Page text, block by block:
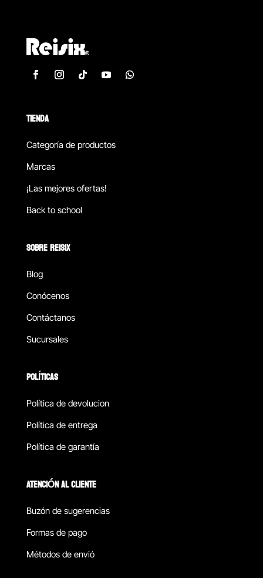
TIENDA
Categoría de productos
Marcas
¡Las mejores ofertas!
Back to school
SOBRE REISIX
Blog
Conócenos
Contáctanos
Sucursales
POLÍTICAS
Política de devolucion
Política de entrega
Política de garantía
ATENCIÓN AL CLIENTE
Buzón de sugerencias
Formas de pago
Métodos de envió